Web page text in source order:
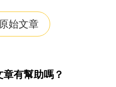
始文章
有幫助嗎？